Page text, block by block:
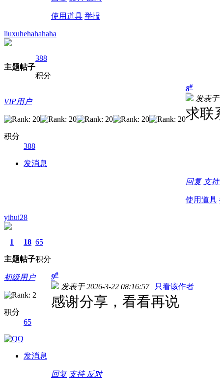
使用道具 举报
liuxuhehahahaha
主题帖子
388
积分
VIP用户
积分
388
发消息
8#
发表于
求联
回复 支
使用道具
yihui28
1
主题
18
帖子
65
积分
初级用户
积分
65
发消息
9#
发表于 2026-3-22 08:16:57 | 只看该作者
感谢分享，看看再说
回复 支持 反对